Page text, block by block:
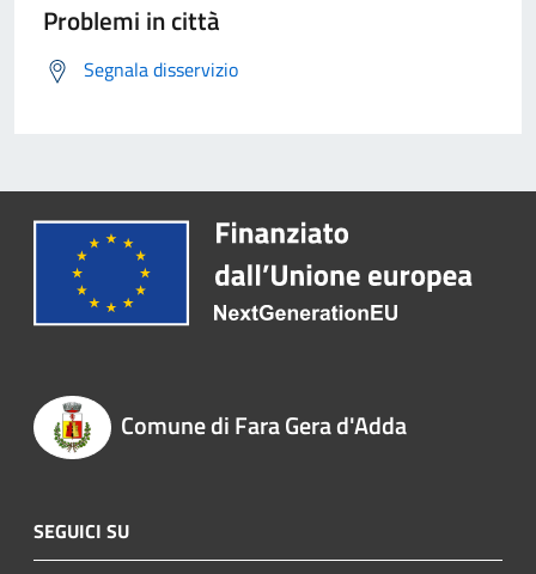
Problemi in città
Segnala disservizio
Comune di Fara Gera d'Adda
SEGUICI SU